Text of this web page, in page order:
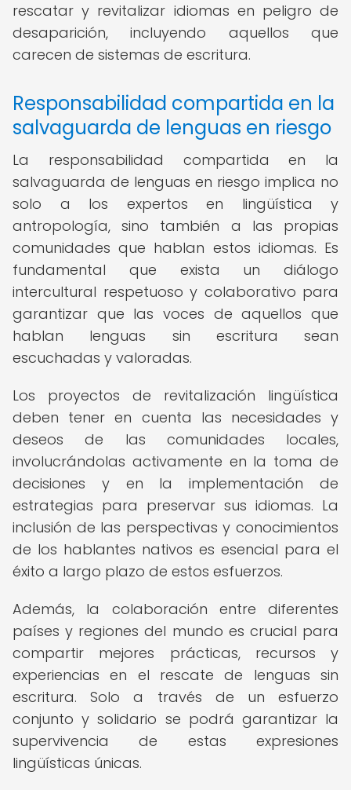
rescatar y revitalizar idiomas en peligro de
desaparición, incluyendo aquellos que
carecen de sistemas de escritura.
Responsabilidad compartida en la
salvaguarda de lenguas en riesgo
La responsabilidad compartida en la
salvaguarda de lenguas en riesgo implica no
solo a los expertos en lingüística y
antropología, sino también a las propias
comunidades que hablan estos idiomas. Es
fundamental que exista un diálogo
intercultural respetuoso y colaborativo para
garantizar que las voces de aquellos que
hablan lenguas sin escritura sean
escuchadas y valoradas.
Los proyectos de revitalización lingüística
deben tener en cuenta las necesidades y
deseos de las comunidades locales,
involucrándolas activamente en la toma de
decisiones y en la implementación de
estrategias para preservar sus idiomas. La
inclusión de las perspectivas y conocimientos
de los hablantes nativos es esencial para el
éxito a largo plazo de estos esfuerzos.
Además, la colaboración entre diferentes
países y regiones del mundo es crucial para
compartir mejores prácticas, recursos y
experiencias en el rescate de lenguas sin
escritura. Solo a través de un esfuerzo
conjunto y solidario se podrá garantizar la
supervivencia de estas expresiones
lingüísticas únicas.